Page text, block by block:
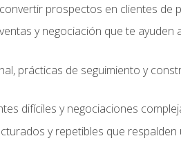
prospectos en clientes de
y negociación que te ayuden
prácticas de seguimiento y
difíciles y negociaciones
y repetibles que respalden